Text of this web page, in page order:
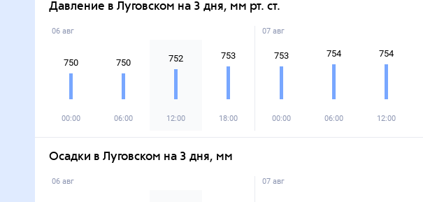
Давление в Луговском на 3 дня, мм рт. ст.
06 авг
750
00:00
750
06:00
752
12:00
753
18:00
07 авг
753
00:00
754
06:00
754
12:00
Осадки в Луговском на 3 дня, мм
06 авг 07 авг